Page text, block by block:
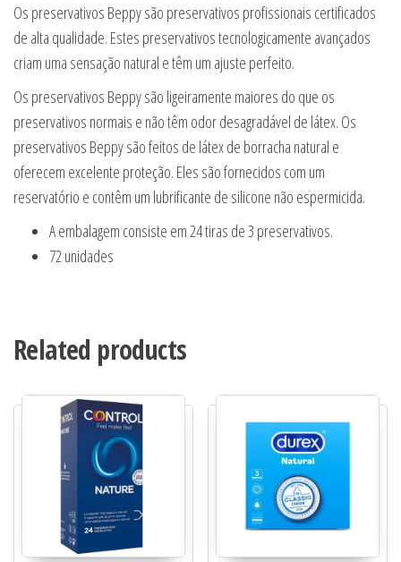
Os preservativos Beppy são preservativos profissionais certificados
de alta qualidade. Estes preservativos tecnologicamente avançados
criam uma sensação natural e têm um ajuste perfeito.
Os preservativos Beppy são ligeiramente maiores do que os
preservativos normais e não têm odor desagradável de látex. Os
preservativos Beppy são feitos de látex de borracha natural e
oferecem excelente proteção. Eles são fornecidos com um
reservatório e contêm um lubrificante de silicone não espermicida.
A embalagem consiste em 24 tiras de 3 preservativos.
72 unidades
Related products